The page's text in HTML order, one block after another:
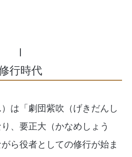
Ⅰ
行時代
は「劇団紫吹（げきだんし
、要正大（かなめしょう
ら役者としての修行が始ま